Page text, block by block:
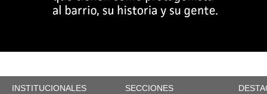
INSTITUCIONALES SECCIONES